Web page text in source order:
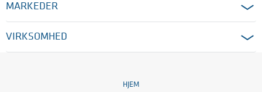
MARKEDER
VIRKSOMHED
HJEM